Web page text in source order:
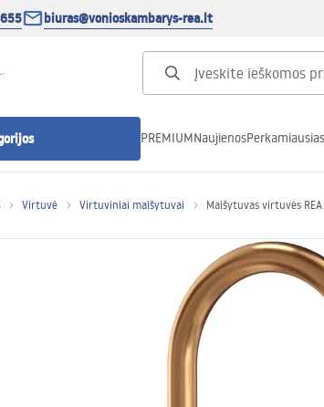
biuras@vonioskambarys-rea.lt
padėklai
kanalai
PREMIUMNaujienosPerkamiausias
Virtuvė Virtuviniai maišytuvai Maišytuvas virtuvės REA